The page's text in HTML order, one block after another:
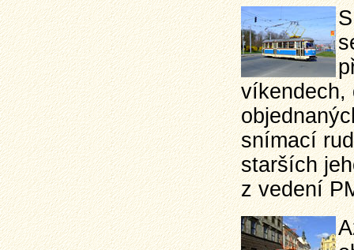
víkendech,
snímací
starších
z vedení